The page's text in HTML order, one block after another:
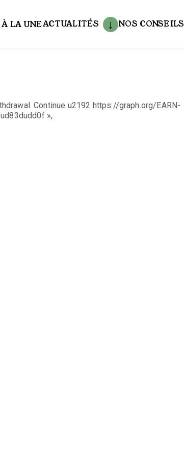
À LA UNEACTUALITÉS NOS CONSEILS
Continue u2192 https://graph.org/EARN-
»,